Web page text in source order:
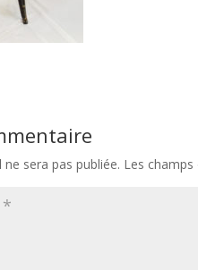
sera pas publiée. Les